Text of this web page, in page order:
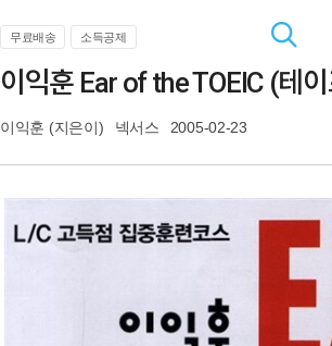
무료배송 소득공제
이익훈 Ear of the TOEIC (테
이익훈 (지은이) 넥서스 2005-02-23